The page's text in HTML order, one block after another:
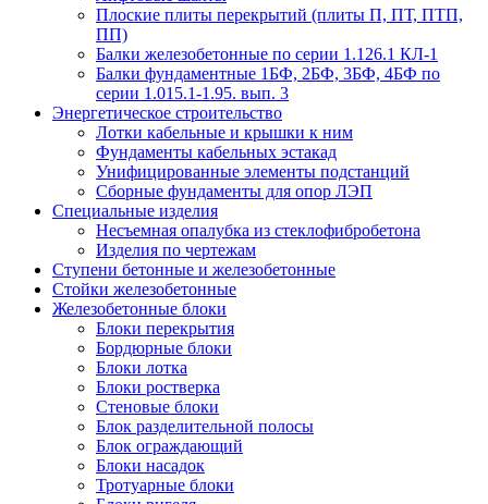
Плоские плиты перекрытий (плиты П, ПТ, ПТП,
ПП)
Балки железобетонные по серии 1.126.1 КЛ-1
Балки фундаментные 1БФ, 2БФ, 3БФ, 4БФ по
серии 1.015.1-1.95. вып. 3
Энергетическое строительство
Лотки кабельные и крышки к ним
Фундаменты кабельных эстакад
Унифицированные элементы подстанций
Сборные фундаменты для опор ЛЭП
Специальные изделия
Несъемная опалубка из стеклофибробетона
Изделия по чертежам
Ступени бетонные и железобетонные
Стойки железобетонные
Железобетонные блоки
Блоки перекрытия
Бордюрные блоки
Блоки лотка
Блоки ростверка
Стеновые блоки
Блок разделительной полосы
Блок ограждающий
Блоки насадок
Тротуарные блоки